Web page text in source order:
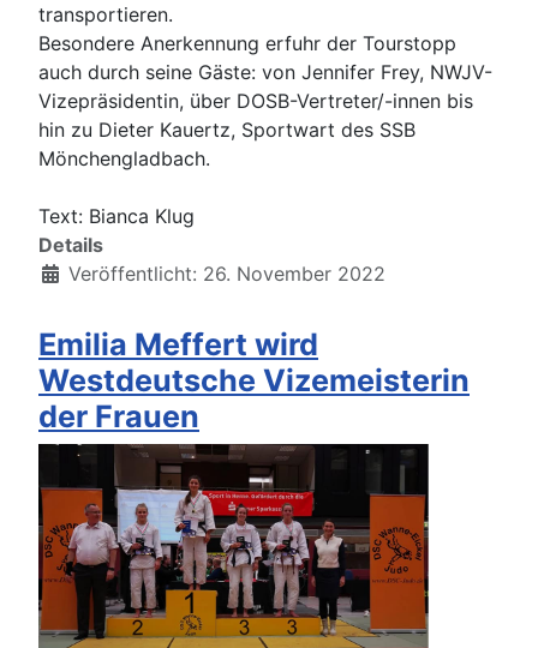
transportieren.
Besondere Anerkennung erfuhr der Tourstopp
auch durch seine Gäste: von Jennifer Frey, NWJV-
Vizepräsidentin, über DOSB-Vertreter/-innen bis
hin zu Dieter Kauertz, Sportwart des SSB
Mönchengladbach.
Text: Bianca Klug
Details
Veröffentlicht: 26. November 2022
Emilia Meffert wird
Westdeutsche Vizemeisterin
der Frauen